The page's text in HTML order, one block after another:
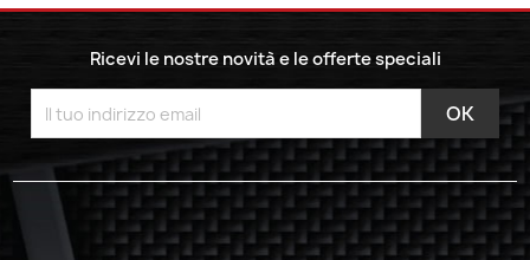
Ricevi le nostre novità e le offerte speciali